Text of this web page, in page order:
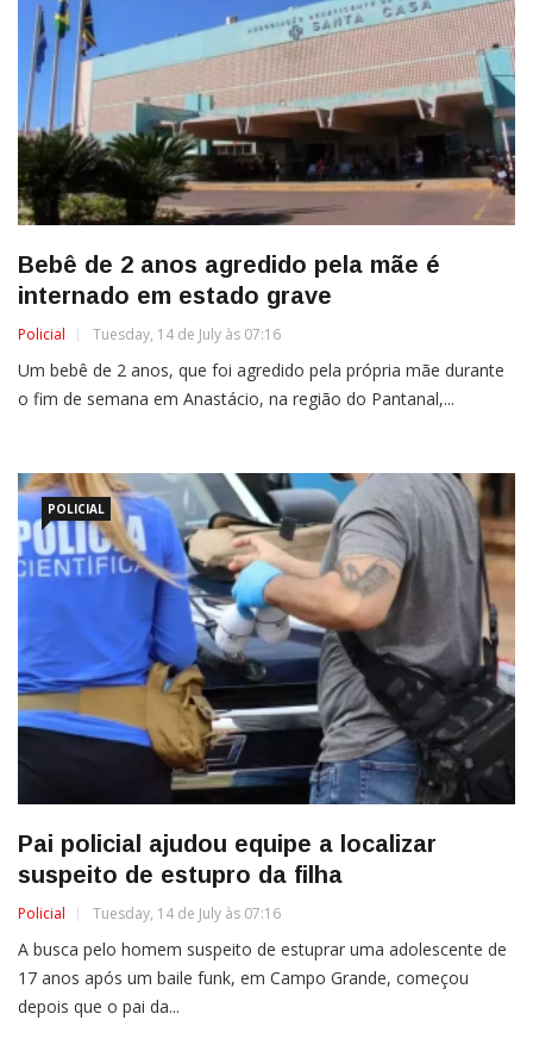
Bebê de 2 anos agredido pela mãe é
internado em estado grave
Policial Tuesday, 14 de July às 07:16
Um bebê de 2 anos, que foi agredido pela própria mãe durante
o fim de semana em Anastácio, na região do Pantanal,...
POLICIAL
Pai policial ajudou equipe a localizar
suspeito de estupro da filha
Policial Tuesday, 14 de July às 07:16
A busca pelo homem suspeito de estuprar uma adolescente de
17 anos após um baile funk, em Campo Grande, começou
depois que o pai da...